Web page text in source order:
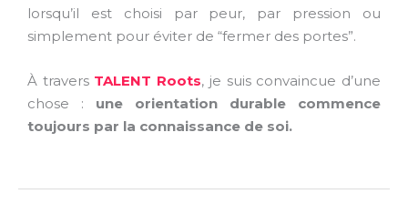
lorsqu’il est choisi par peur, par pression ou
simplement pour éviter de “fermer des portes”.
À travers TALENT Roots, je suis convaincue d’une
chose : une orientation durable commence
toujours par la connaissance de soi.